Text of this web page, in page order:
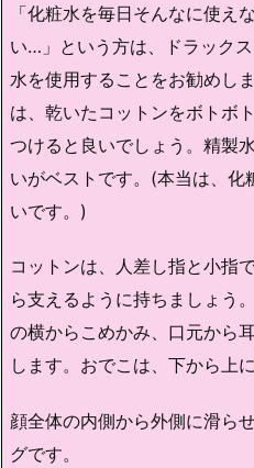
「化粧水を毎日そんなに使
い…」という方は、ドラック
水を使用することをお勧めし
は、乾いたコットンをボトボ
つけると良いでしょう。精製
いがベストです。(本当は、化
いです。)
コットンは、人差し指と小指
ら支えるように持ちましょう
の横からこめかみ、口元から
します。おでこは、下から上
顔全体の内側から外側に滑ら
グです。